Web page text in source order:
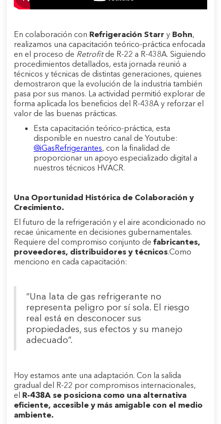
En colaboración con Refrigeración Starr y Bohn,
realizamos una capacitación teórico-práctica enfocada
en el proceso de Retrofitde R-22 a R-438A. Siguiendo
procedimientos detallados, esta jornada reunió a
técnicos y técnicas de distintas generaciones, quienes
demostraron que la evolución de la industria también
pasa por sus manos. La actividad permitió explorar de
forma aplicada los beneficios del R-438A y reforzar el
valor de las buenas prácticas.
Esta capacitación teórico-práctica, esta
disponible en nuestro canal de Youtube:
@iGasRefrigerantes, con la finalidad de
proporcionar un apoyo especializado digital a
nuestros técnicos HVACR.
Una Oportunidad Histórica de Colaboración y
Crecimiento.
El futuro de la refrigeración y el aire acondicionado no
recae únicamente en decisiones gubernamentales.
Requiere del compromiso conjunto de fabricantes,
proveedores, distribuidores y técnicos.Como
menciono en cada capacitación:
“Una lata de gas refrigerante no
representa peligro por sí sola. El riesgo
real está en desconocer sus
propiedades, sus efectos y su manejo
adecuado”.
Hoy estamos ante una adaptación. Con la salida
gradual del R-22 por compromisos internacionales,
el R-438A se posiciona como una alternativa
eficiente, accesible y más amigable con el medio
ambiente.